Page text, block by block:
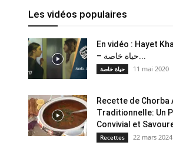
Les vidéos populaires
En vidéo : Hayet
– حياة خاصة...
حياة خاصة 11 mai 2020
Recette de Chorba
Traditionnelle: Un
Convivial et
Recettes 22 mars 2024